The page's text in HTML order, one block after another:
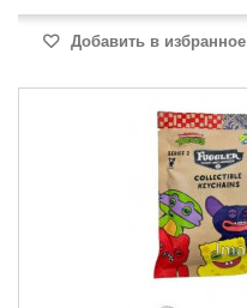
Добавить в избранное